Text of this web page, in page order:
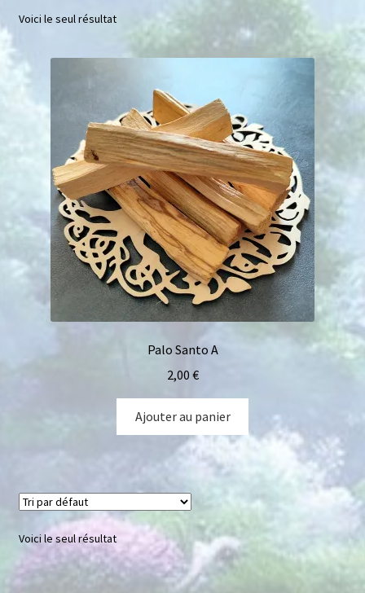
Mini géodes
Bougies lithothérapie
Packs
Carte Cadeau
Qui suis-je ?
Avis clients
Mon compte
Panier
Voici le seul résultat
Palo Santo A
2,00 €
Ajouter au panier
Voici le seul résultat